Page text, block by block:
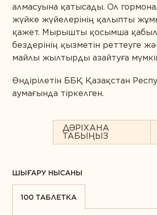
алмасуына қатысады. Ол
жүйке жүйелерінің қалыпты
қажет. Мырышты қосымша
бездерінің қызметін реттеуге
майлы жылтырды азайтуға
Өндірілетін ББҚ Қазақстан
аумағында тіркелген.
ДӘРІХАНА
ТАБЫҢЫЗ
ШЫҒАРУ НЫСАНЫ
100 ТАБЛЕТКА
ПІКІР ҚАЛДЫРУ